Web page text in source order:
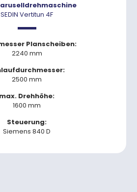
SEDIN Vertitun 4F
Planscheiben:
2240 mm
2500 mm
max. Drehhöhe:
1600 mm
Steuerung:
Siemens 840 D